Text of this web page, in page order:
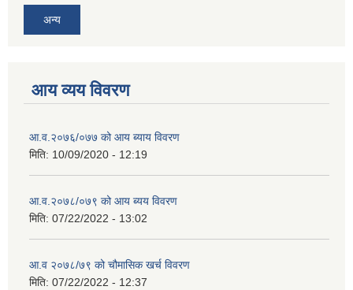
अन्य
आय व्यय विवरण
आ.व.२०७६/०७७ को आय ब्याय विवरण
मिति: 10/09/2020 - 12:19
आ.व.२०७८/०७९ को आय ब्यय विवरण
मिति: 07/22/2022 - 13:02
आ.व २०७८/७९ को चौमासिक खर्च विवरण
मिति: 07/22/2022 - 12:37